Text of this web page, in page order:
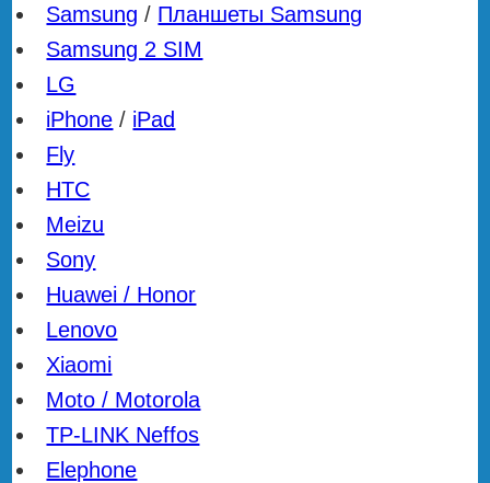
Samsung / Планшеты Samsung
Samsung 2 SIM
LG
iPhone / iPad
Fly
HTC
Meizu
Sony
Huawei / Honor
Lenovo
Xiaomi
Moto / Motorola
TP-LINK Neffos
Elephone